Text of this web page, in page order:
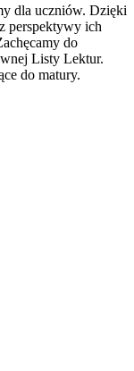
dla uczniów. Dzięki
perspektywy ich
do
Listy Lektur.
do matury.